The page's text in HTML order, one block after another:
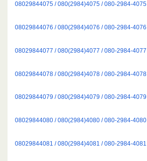
08029844075 / 080(2984)4075 / 080-2984-4075
08029844076 / 080(2984)4076 / 080-2984-4076
08029844077 / 080(2984)4077 / 080-2984-4077
08029844078 / 080(2984)4078 / 080-2984-4078
08029844079 / 080(2984)4079 / 080-2984-4079
08029844080 / 080(2984)4080 / 080-2984-4080
08029844081 / 080(2984)4081 / 080-2984-4081